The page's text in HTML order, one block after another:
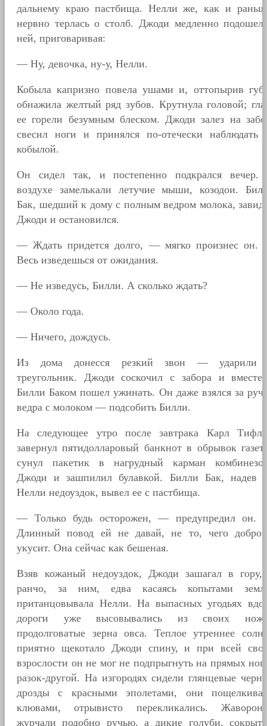
дальнему краю пастбища. Нелли же, как и
нервно терлась о столб. Джоди медленно
ней, приговаривая:
— Ну, девочка, ну-у, Нелли.
Кобыла капризно повела ушами и, оттопырив
обнажила желтый ряд зубов. Крутнула головой;
ее горели безумным блеском. Джоди залез на
свесил ноги и принялся по-отечески наблюдать
кобылой.
Он сидел так, и постепенно подкрался вечер.
воздухе замелькали летучие мыши, козодои.
Бак, шедший к дому с полным ведром молока,
Джоди и остановился.
— Ждать придется долго, — мягко произнес он.
Весь изведешься от ожидания.
— Не изведусь, Билли. А сколько ждать?
— Около года.
— Ничего, дождусь.
Из дома донесся резкий звон — ударили
треугольник. Джоди соскочил с забора и
Билли Баком пошел ужинать. Он даже взялся за
ведра с молоком — подсобить Билли.
На следующее утро после завтрака Карл
завернул пятидолларовый банкнот в обрывок
сунул пакетик в нагрудный карман
Джоди и зашпилил булавкой. Билли Бак, надев
Нелли недоуздок, вывел ее с пастбища.
— Только будь осторожен, — предупредил он.
Длинный повод ей не давай, не то, чего
укусит. Она сейчас как бешеная.
Взяв кожаный недоуздок, Джоди зашагал в
ранчо, за ним, едва касаясь копытами
пританцовывала Нелли. На выпасных угодьях
дороги уже высовывались из своих
продолговатые зерна овса. Теплое утреннее
приятно щекотало Джоди спину, и при всей
взрослости он не мог не подпрыгнуть на прямых
разок-другой. На изгородях сидели глянцевые
дрозды с красными эполетами, они
клювами, отрывисто перекликались.
журчали подобно ручью, а дикие голуби,